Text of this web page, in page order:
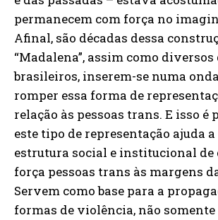
permanecem com força no
Afinal, são décadas dessa
“Madalena”, assim como
brasileiros, inserem-se numa
romper essa forma de
relação às pessoas trans. E isso é
este tipo de representação ajuda
estrutura social e institucional de
força pessoas trans às margens
Servem como base para a
formas de violência, não